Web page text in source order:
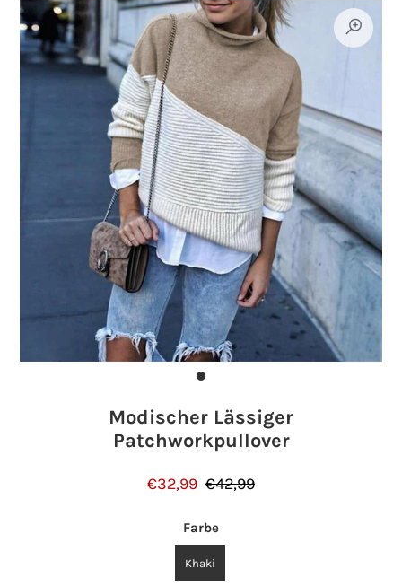
Modischer Lässiger
Patchworkpullover
€32,99 €42,99
Farbe
Khaki
HOSEN
ACCESSOIRES
BAUMWOLLE UND LEINEN
Einloggen oder Konto erstellen